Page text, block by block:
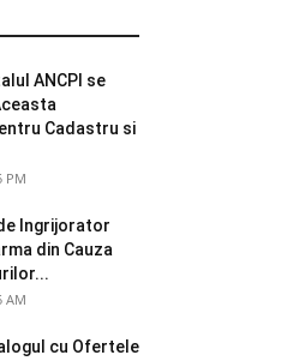
ANCPI se
Cadastru si
PM
Ingrijorator
din Cauza
AM
cu Ofertele